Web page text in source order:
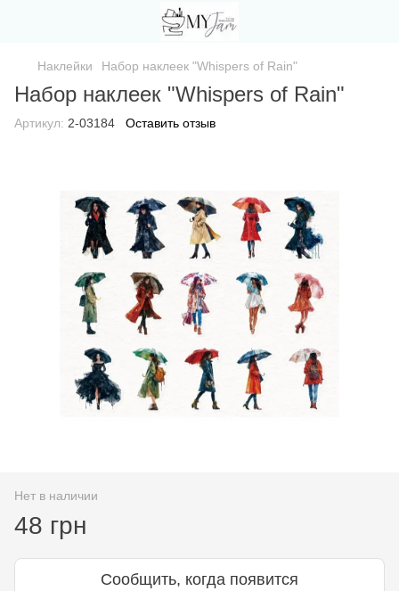
Наклейки Набор наклеек "Whispers of Rain"
Набор наклеек "Whispers of Rain"
Артикул: 2-03184 Оставить отзыв
Нет в наличии
48 грн
Сообщить, когда появится